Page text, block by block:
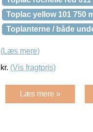
Toplac yellow 101 750
Toplanterne / både
(Læs mere)
kr. (Vis fragtpris)
Læs mere »